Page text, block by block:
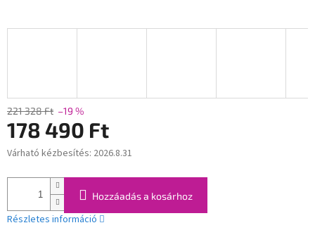
221 328 Ft –19 %
178 490 Ft
Egységár:
Várható kézbesítés: 2026.8.31
Hozzáadás a kosárhoz
Részletes információ